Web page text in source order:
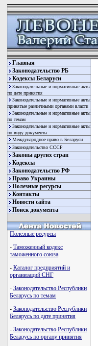
Главная
Законодательство РБ
Кодексы Беларуси
Законодательные и нормативные акты
по дате принятия
Законодательные и нормативные акты
принятые различными органами власти
Законодательные и нормативные акты
по темам
Законодательные и нормативные акты
по виду документы
Международное право в Беларуси
Законодательство СССР
Законы других стран
Кодексы
Законодательство РФ
Право Украины
Полезные ресурсы
Контакты
Новости сайта
Поиск документа
Полезные ресурсы
- Таможенный кодекс
таможенного союза
- Каталог предприятий и
организаций СНГ
- Законодательство Республики
Беларусь по темам
- Законодательство Республики
Беларусь по дате принятия
- Законодательство Республики
Беларусь по органу принятия